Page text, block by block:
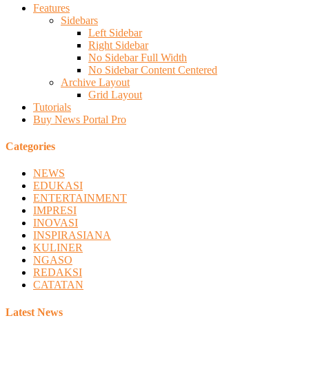
Features
Sidebars
Left Sidebar
Right Sidebar
No Sidebar Full Width
No Sidebar Content Centered
Archive Layout
Grid Layout
Tutorials
Buy News Portal Pro
Categories
NEWS
EDUKASI
ENTERTAINMENT
IMPRESI
INOVASI
INSPIRASIANA
KULINER
NGASO
REDAKSI
CATATAN
Latest News